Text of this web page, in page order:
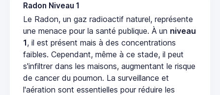
Radon Niveau 1
Le Radon, un gaz radioactif naturel, représente
une menace pour la santé publique. À un niveau
1, il est présent mais à des concentrations
faibles. Cependant, même à ce stade, il peut
s'infiltrer dans les maisons, augmentant le risque
de cancer du poumon. La surveillance et
l'aération sont essentielles pour réduire les